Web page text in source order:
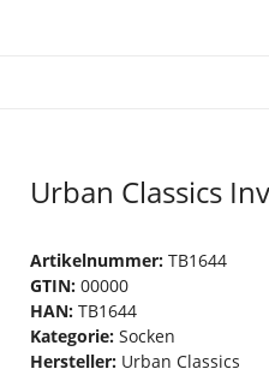
Urban Classics
Artikelnummer: TB1644
GTIN: 00000
HAN: TB1644
Kategorie: Socken
Hersteller: Urban Classics